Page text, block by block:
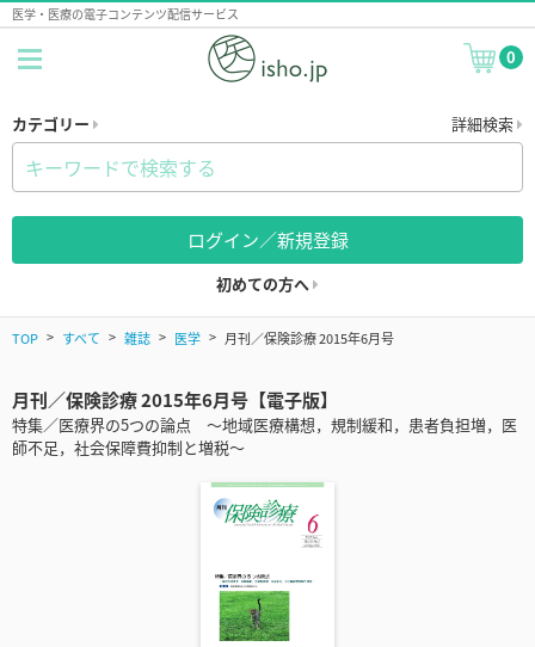
医学・医療の電子コンテンツ配信サービス
0
カテゴリー 詳細検索
ログイン／新規登録
初めての方へ
TOP すべて 雑誌 医学 月刊／保険診療 2015年6月号
月刊／保険診療 2015年6月号【電子版】
特集／医療界の5つの論点 ～地域医療構想，規制緩和，患者負担増，医
師不足，社会保障費抑制と増税～